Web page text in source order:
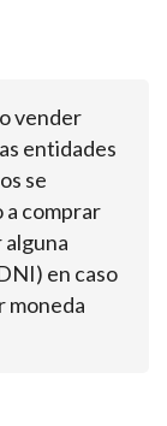
vender
entidades
se
a comprar
alguna
en caso
moneda